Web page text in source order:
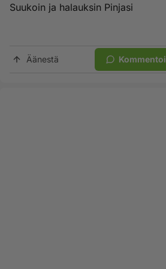
Suukoin ja halauksin Pinjasi
Äänestä Kommentoi